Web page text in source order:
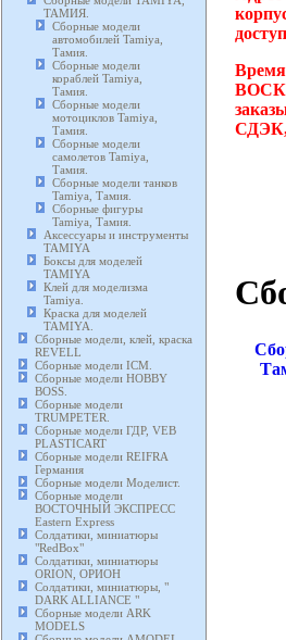
ТАМИЯ.
Сборные модели
автомобилей Tamiya,
Тамия.
Сборные модели
кораблей Tamiya,
Тамия.
Сборные модели
мотоциклов Tamiya,
Тамия.
Сборные модели
самолетов Tamiya,
Тамия.
Сборные модели танков
Tamiya, Тамия.
Сборные фигуры
Tamiya, Тамия.
Аксессуары и инструменты
TAMIYA
Боксы для моделей
TAMIYA
Клей для моделизма
Tamiya.
Краска для моделей
TAMIYA.
Сборные модели, клей, краска
REVELL
Сборные модели ICM.
Сборные модели HOBBY
BOSS.
Сборные модели
TRUMPETER.
Сборные модели ГДР, VEB
PLASTICART
Сборные модели REIFRA
Германия
Сборные модели Моделист.
Сборные модели
ВОСТОЧНЫЙ ЭКСПРЕСС
Eastern Express
Солдатики, миниатюры
"RedBox"
Солдатики, миниатюры
ORION, ОРИОН
Солдатики, миниатюры, "
DARK ALLIANCE "
Сборные модели ARK
MODELS
СДЭК,